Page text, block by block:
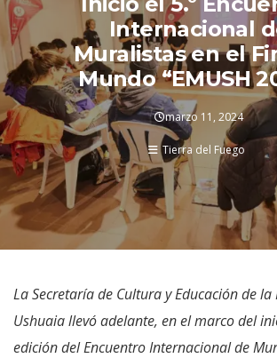
Internacional
Muralistas en el
Mundo “EMUSH
marzo 11, 2024
Tierra del Fuego
La Secretaría de Cultura y Educación de
Ushuaia llevó adelante, en el marco del
edición del Encuentro Internacional de